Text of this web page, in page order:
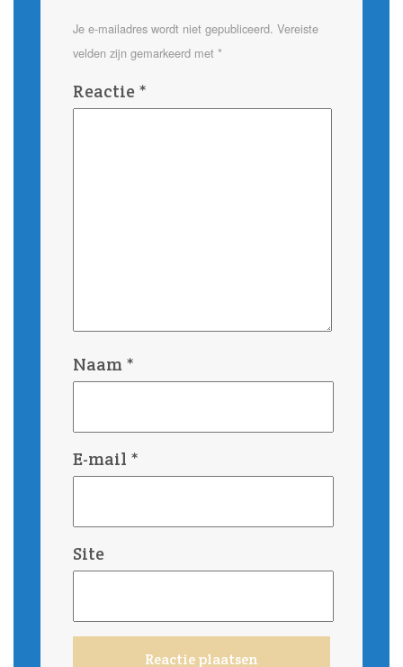
Je e-mailadres wordt niet gepubliceerd. Vereiste
velden zijn gemarkeerd met *
Reactie *
Naam *
E-mail *
Site